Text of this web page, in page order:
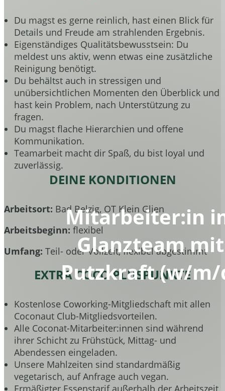
Mitarbeiter:in
Glanzteam mit
Putzkraft (w/m/
Du magst es gerne reinlich, hast einen Blick für
Details und Freude am strahlenden Ergebnis.
Eigenständiges Qualitätsbewusstsein: Du
meldest uns aktiv, wenn etwas eine zusätzliche
Reinigung benötigt.
Du behältst auch in stressigen und
unübersichtlichen Momenten den Überblick und
hast kein Problem, nach Unterstützung zu
fragen.
Du magst flache Hierarchien und offene
Kommunikation.
Teamarbeit macht dir Spaß, du bist loyal und
zuverlässig.
DEINE KONDITIONEN
Arbeitsort: Bad Belzig, OT Klein Glien
Arbeitsbeginn: flexibel
Umfang: Teil- oder Vollzeit, flexibel abgestimmt
EXTRA COCO PLUSPUNKTE
Kostenlose Coworking-Mitgliedschaft mit allen
Coconaut Club-Mitgliedsvorteilen.
Alle Coconat-Mitarbeiter:innen sind während
ihrer Schicht zu Frühstück, Mittag- und
Abendessen eingeladen.
Unsere Mahlzeiten sind standardmäßig
vegetarisch, auf Anfrage auch vegan.
Ermäßigter Essenstarif außerhalb der Arbeitszeit